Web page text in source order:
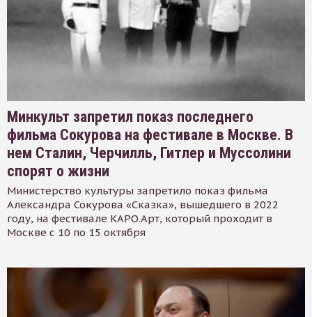
Минкульт запретил показ последнего
фильма Сокурова на фестивале в Москве. В
нем Сталин, Черчилль, Гитлер и Муссолини
спорят о жизни
Министерство культуры запретило показ фильма
Александра Сокурова «Сказка», вышедшего в 2022
году, на фестивале КАРО.Арт, который проходит в
Москве с 10 по 15 октября